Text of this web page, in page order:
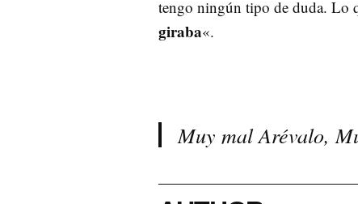
tengo ningún tipo de duda. Lo
giraba«.
Muy mal Arévalo,